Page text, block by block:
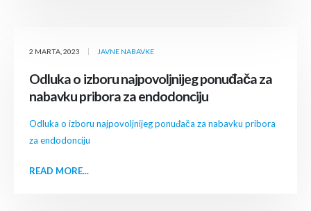
2 MARTA, 2023 JAVNE NABAVKE
Odluka o izboru najpovoljnijeg ponuđača za
nabavku pribora za endodonciju
Odluka o izboru najpovoljnijeg ponuđača za nabavku pribora
za endodonciju
READ MORE...